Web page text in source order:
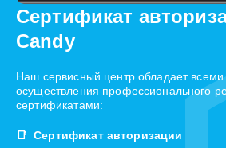
Сертификат
Candy
Наш сервисный центр обладает
осуществления профессионального
сертификатами:
Сертификат авторизации